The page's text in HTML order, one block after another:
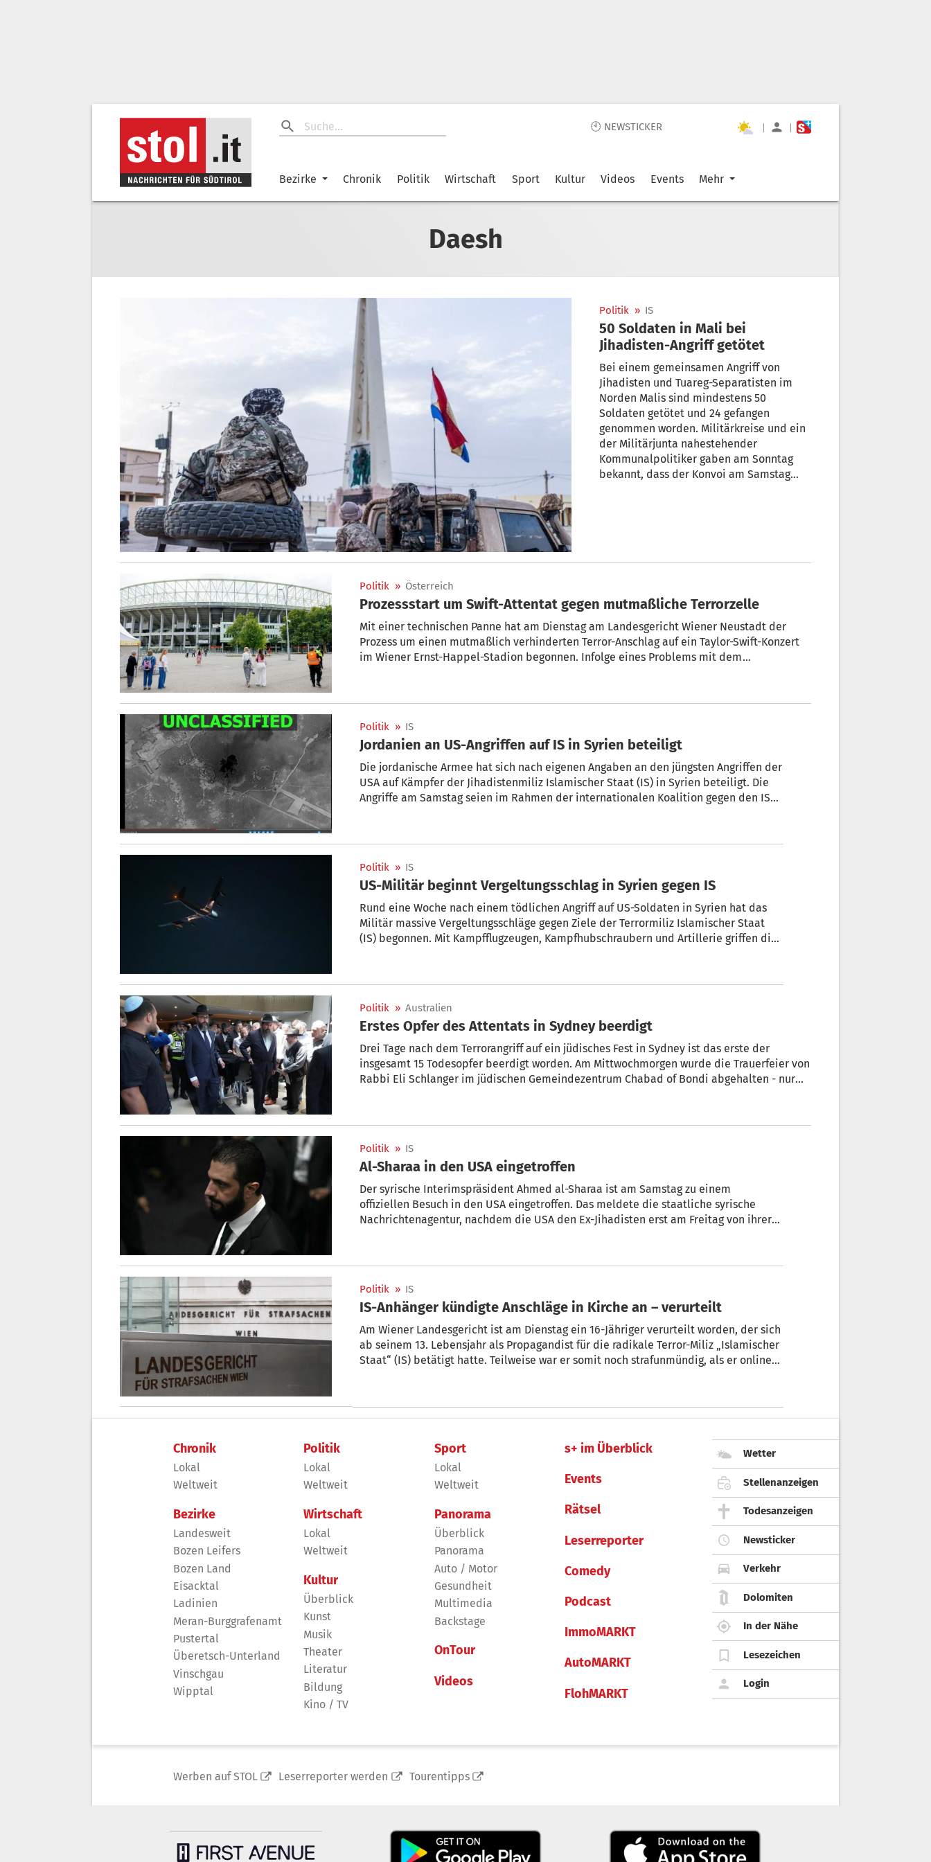
🕙 NEWSTICKER | |
Bezirke Chronik Politik Wirtschaft Sport Kultur Videos Events Mehr
Daesh
Politik » IS
50 Soldaten in Mali bei
Jihadisten-Angriff getötet
Bei einem gemeinsamen Angriff von
Jihadisten und Tuareg-Separatisten im
Norden Malis sind mindestens 50
Soldaten getötet und 24 gefangen
genommen worden. Militärkreise und ein
der Militärjunta nahestehender
Kommunalpolitiker gaben am Sonntag
bekannt, dass der Konvoi am Samstag
Politik » Österreich
Prozessstart um Swift-Attentat gegen mutmaßliche Terrorzelle
Mit einer technischen Panne hat am Dienstag am Landesgericht Wiener Neustadt der
Prozess um einen mutmaßlich verhinderten Terror-Anschlag auf ein Taylor-Swift-Konzert
im Wiener Ernst-Happel-Stadion begonnen. Infolge eines Problems mit dem
Aktenordnern vor den Fotografen verbargen.
Politik » IS
Jordanien an US-Angriffen auf IS in Syrien beteiligt
Die jordanische Armee hat sich nach eigenen Angaben an den jüngsten Angriffen der
USA auf Kämpfer der Jihadistenmiliz Islamischer Staat (IS) in Syrien beteiligt. Die
Angriffe am Samstag seien im Rahmen der internationalen Koalition gegen den IS
jordanische Luftwaffe am Sonntag.
Politik » IS
US-Militär beginnt Vergeltungsschlag in Syrien gegen IS
Rund eine Woche nach einem tödlichen Angriff auf US-Soldaten in Syrien hat das
Militär massive Vergeltungsschläge gegen Ziele der Terrormiliz Islamischer Staat
(IS) begonnen. Mit Kampfflugzeugen, Kampfhubschraubern und Artillerie griffen die
Militärs (Centcom) erklärte.
Politik » Australien
Erstes Opfer des Attentats in Sydney beerdigt
Drei Tage nach dem Terrorangriff auf ein jüdisches Fest in Sydney ist das erste der
insgesamt 15 Todesopfer beerdigt worden. Am Mittwochmorgen wurde die Trauerfeier von
Rabbi Eli Schlanger im jüdischen Gemeindezentrum Chabad of Bondi abgehalten - nur
Politik » IS
Al-Sharaa in den USA eingetroffen
Der syrische Interimspräsident Ahmed al-Sharaa ist am Samstag zu einem
offiziellen Besuch in den USA eingetroffen. Das meldete die staatliche syrische
Nachrichtenagentur, nachdem die USA den Ex-Jihadisten erst am Freitag von ihrer
von US-Präsident Donald Trump zu einem historischen Besuch im Weißen Haus
Politik » IS
IS-Anhänger kündigte Anschläge in Kirche an – verurteilt
Am Wiener Landesgericht ist am Dienstag ein 16-Jähriger verurteilt worden, der sich
ab seinem 13. Lebensjahr als Propagandist für die radikale Terror-Miliz „Islamischer
Staat“ (IS) betätigt hatte. Teilweise war er somit noch strafunmündig, als er online
lautete der beigefügte Bildtext.
Chronik
Lokal
Weltweit
Bezirke
Landesweit
Bozen Leifers
Bozen Land
Eisacktal
Ladinien
Meran-Burggrafenamt
Pustertal
Überetsch-Unterland
Vinschgau
Wipptal
Politik
Lokal
Weltweit
Wirtschaft
Lokal
Weltweit
Kultur
Überblick
Kunst
Musik
Theater
Literatur
Bildung
Kino / TV
Sport
Lokal
Weltweit
Panorama
Überblick
Panorama
Auto / Motor
Gesundheit
Multimedia
Backstage
OnTour
Videos
s+ im Überblick
Events
Rätsel
Leserreporter
Comedy
Podcast
ImmoMARKT
AutoMARKT
FlohMARKT
Wetter
Stellenanzeigen
Todesanzeigen
Newsticker
Verkehr
Dolomiten
In der Nähe
Lesezeichen
Login
Werben auf STOL Leserreporter werden Tourentipps